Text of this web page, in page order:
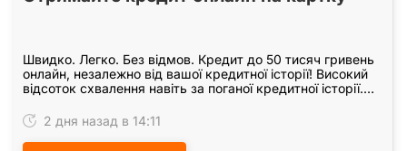
Швидко. Легко. Без відмов. Кредит до 50 тисяч гривень
онлайн, незалежно від вашої кредитної історії! Високий
відсоток схвалення навіть за поганої кредитної історії.
2 дня назад в 14:11